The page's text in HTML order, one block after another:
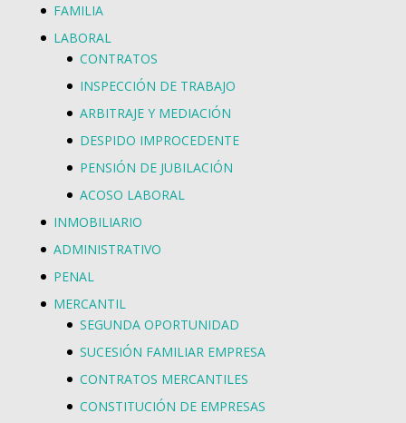
FAMILIA
LABORAL
CONTRATOS
INSPECCIÓN DE TRABAJO
ARBITRAJE Y MEDIACIÓN
DESPIDO IMPROCEDENTE
PENSIÓN DE JUBILACIÓN
ACOSO LABORAL
INMOBILIARIO
ADMINISTRATIVO
PENAL
MERCANTIL
SEGUNDA OPORTUNIDAD
SUCESIÓN FAMILIAR EMPRESA
CONTRATOS MERCANTILES
CONSTITUCIÓN DE EMPRESAS